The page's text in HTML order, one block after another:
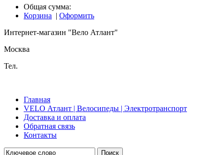
Общая сумма:
Корзина | Оформить
Интернет-магазин "Вело Атлант"
Москва
Тел.
Главная
VELO Атлант | Велосипеды | Электротранспорт
Доставка и оплата
Обратная связь
Контакты
Поиск